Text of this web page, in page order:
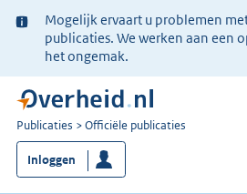
Ter
informatie:
Mogelijk ervaart u problemen
publicaties. We werken aan een
het ongemak.
U
bent
nu
hier:
Publicaties Officiële publicaties
Inloggen